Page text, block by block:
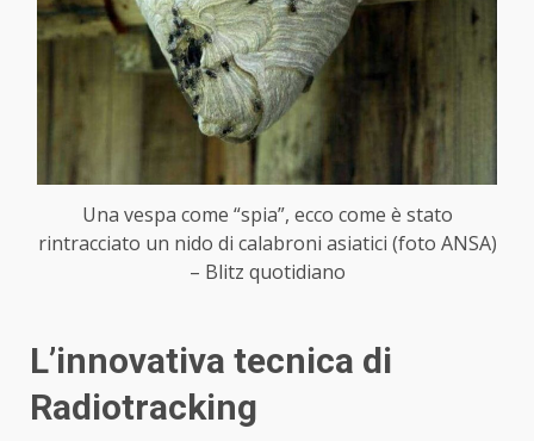
Una vespa come “spia”, ecco come è stato
rintracciato un nido di calabroni asiatici (foto ANSA)
– Blitz quotidiano
L’innovativa tecnica di
Radiotracking